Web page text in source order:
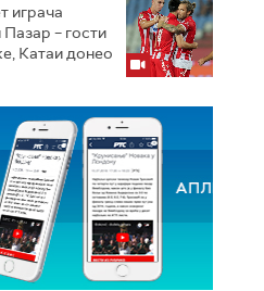
играча
– гости
Катаи донео